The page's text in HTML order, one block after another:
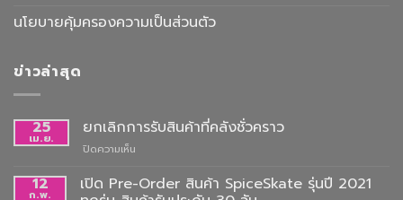
นโยบายคุ้มครองความเป็นส่วนตัว
ข่าวล่าสุด
25
เม.ย.
ยกเลิกการรับสินค้าที่คลังชั่วคราว
ปิดความเห็น
การ
รับ
12
ก.พ.
เปิด Pre-Order สินค้า SpiceSkate รุ่นปี 2021